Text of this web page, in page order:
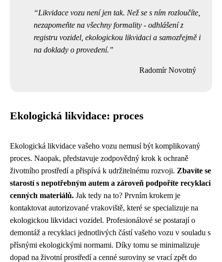
Likvidace vozu není jen tak. Než se s ním rozloučíte,
nezapomeňte na všechny formality - odhlášení z
registru vozidel, ekologickou likvidaci a samozřejmě i
na doklady o provedení.
Radomír Novotný
Ekologická likvidace: proces
Ekologická likvidace vašeho vozu nemusí být komplikovaný
proces. Naopak, představuje zodpovědný krok k ochraně
životního prostředí a přispívá k udržitelnému rozvoji. Zbavíte se
starostí s nepotřebným autem a zároveň podpoříte recyklaci
cenných materiálů. Jak tedy na to? Prvním krokem je
kontaktovat autorizované vrakoviště, které se specializuje na
ekologickou likvidaci vozidel. Profesionálové se postarají o
demontáž a recyklaci jednotlivých částí vašeho vozu v souladu s
přísnými ekologickými normami. Díky tomu se minimalizuje
dopad na životní prostředí a cenné suroviny se vrací zpět do